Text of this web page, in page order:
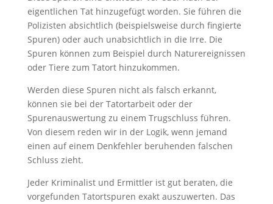
eigentlichen Tat hinzugefügt worden. Sie führen die
Polizisten absichtlich (beispielsweise durch fingierte
Spuren) oder auch unabsichtlich in die Irre. Die
Spuren können zum Beispiel durch Naturereignissen
oder Tiere zum Tatort hinzukommen.
Werden diese Spuren nicht als falsch erkannt,
können sie bei der Tatortarbeit oder der
Spurenauswertung zu einem Trugschluss führen.
Von diesem reden wir in der Logik, wenn jemand
einen auf einem Denkfehler beruhenden falschen
Schluss zieht.
Jeder Kriminalist und Ermittler ist gut beraten, die
vorgefunden Tatortspuren exakt auszuwerten. Das